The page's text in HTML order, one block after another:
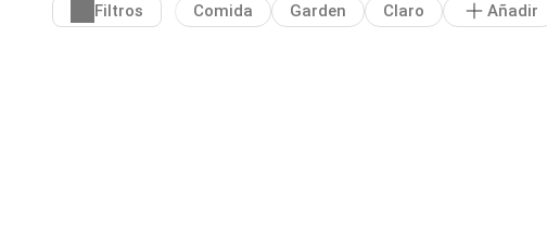
Filtros Comida Garden Claro Añadir